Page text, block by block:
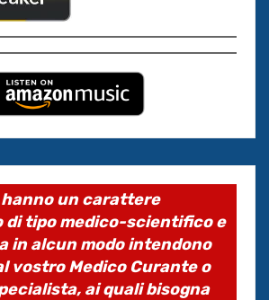
un carattere
tipo medico-scientifico e
in alcun modo intendono
vostro Medico Curante o
ai quali bisogna